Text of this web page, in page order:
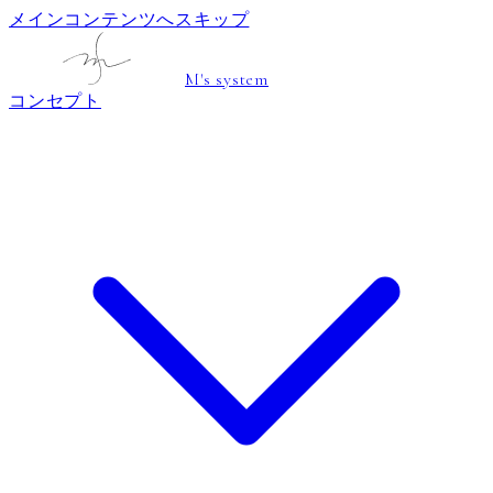
メインコンテンツへスキップ
M's system
コンセプト